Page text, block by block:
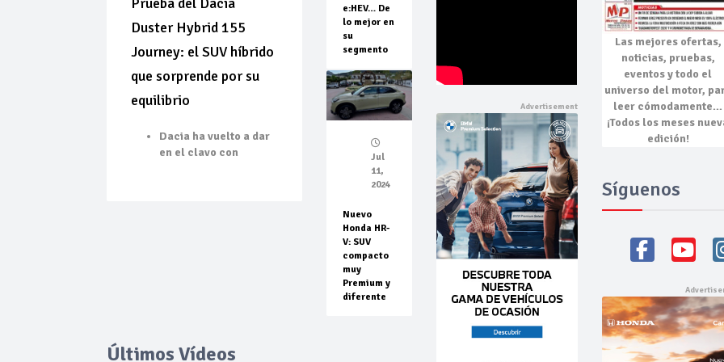
Duster Hybrid 155
Journey: el SUV híbrido
que sorprende por su
equilibrio
Dacia ha vuelto a dar
en el clavo con
e:HEV… De
lo mejor en
su
segmento
Jul
11,
2024
Nuevo
Honda HR-
V: SUV
compacto
muy
Premium y
diferente
Últimos Vídeos
Las mejores ofertas,
noticias, pruebas,
eventosy todo el
universo del motor,
leer cómodamente…
¡Todos los meses
edición!
Síguenos